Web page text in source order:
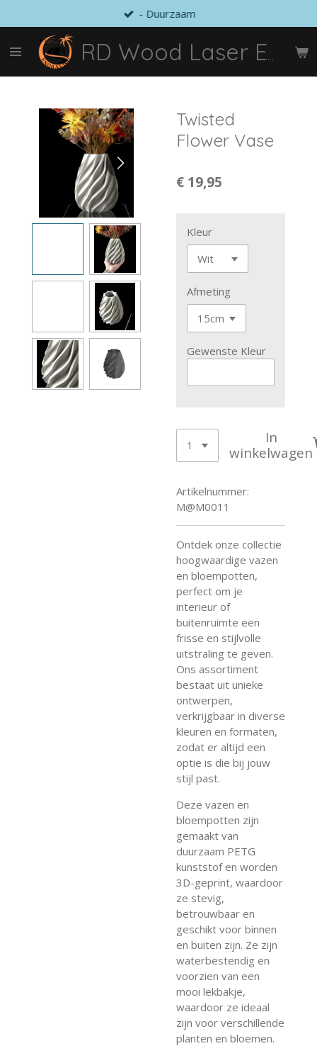
direct
naar
hoofdinhoud
RD Wood Laser Engraving
- Duurzaam
Twisted
Flower Vase
€ 19,95
Kleur
Afmeting
Gewenste Kleur
In
winkelwagen
Artikelnummer:
M@M0011
Ontdek onze collectie
hoogwaardige vazen
en bloempotten,
perfect om je
interieur of
buitenruimte een
frisse en stijlvolle
uitstraling te geven.
Ons assortiment
bestaat uit unieke
ontwerpen,
verkrijgbaar in diverse
kleuren en formaten,
zodat er altijd een
optie is die bij jouw
stijl past.
Deze vazen en
bloempotten zijn
gemaakt van
duurzaam PETG
kunststof en worden
3D-geprint, waardoor
ze stevig,
betrouwbaar en
geschikt voor binnen
en buiten zijn. Ze zijn
waterbestendig en
voorzien van een
mooi lekbakje,
waardoor ze ideaal
zijn voor verschillende
planten en bloemen.